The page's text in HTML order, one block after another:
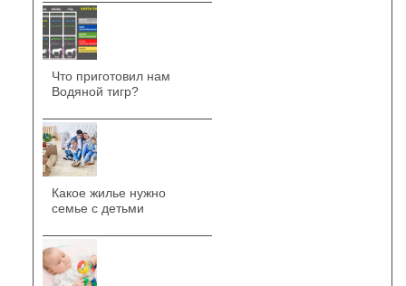
Что приготовил нам
Водяной тигр?
Какое жилье нужно
семье с детьми